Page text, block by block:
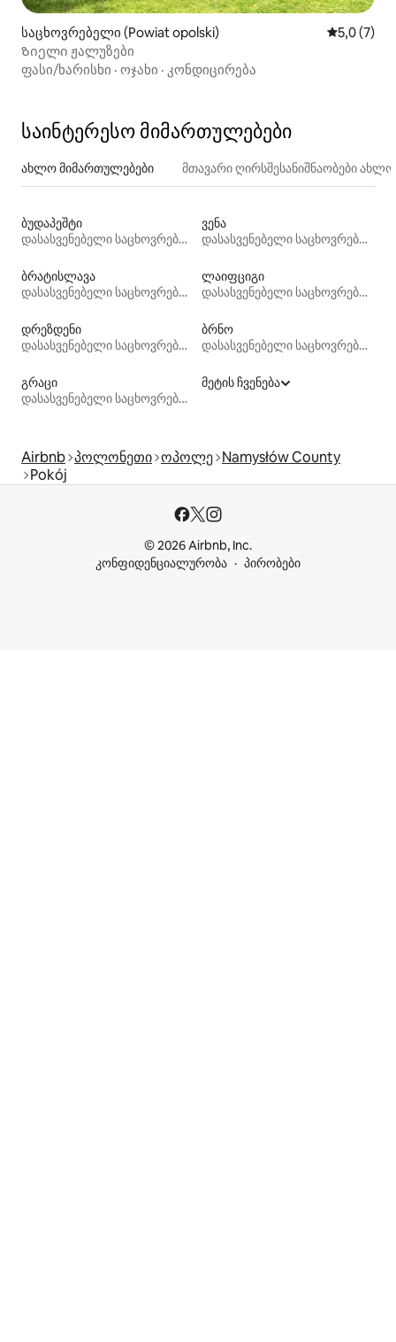
საცხოვრებელი (Powiat opolski) საშუალო
5,0 (7)
Ზიელი ჟალუზები
ფასი/ხარისხი · ოჯახი · კონდიცირება
საინტერესო მიმართულებები
ახლო მიმართულებები მთავარი ღირსშესანიშნაობები
ბუდაპეშტი
დასასვენებელი საცხოვრებლები
ვენა
დასასვენებელი საცხოვრებლები
ბრატისლავა
დასასვენებელი საცხოვრებლები
ლაიფციგი
დასასვენებელი საცხოვრებლები
დრეზდენი
დასასვენებელი საცხოვრებლები
ბრნო
დასასვენებელი საცხოვრებლები
გრაცი
დასასვენებელი საცხოვრებლები
მეტის ჩვენება
Airbnb პოლონეთი ოპოლე Namysłów County
Pokój
© 2026 Airbnb, Inc.
კონფიდენციალურობა
პირობები